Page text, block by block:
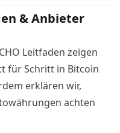
& Anbieter
Leitfaden zeigen
für Schritt in Bitcoin
erklären wir,
achten